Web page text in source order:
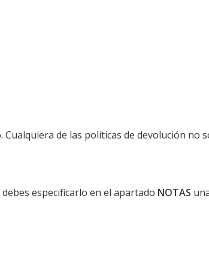
de las políticas de devolución no
especificarlo en el apartado NOTAS